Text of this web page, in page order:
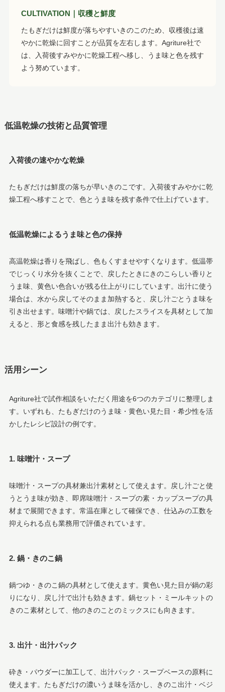
CULTIVATION｜収穫と鮮度
たもぎだけは鮮度が落ちやすいきのこのため、収穫後は速
やかに乾燥に回すことが品質を左右します。Agriture社で
は、入荷後すみやかに乾燥工程へ移し、うま味と色を残す
よう努めています。
低温乾燥の技術と品質管理
入荷後の速やかな乾燥
たもぎだけは鮮度の落ちが早いきのこです。入荷後すみやかに乾
燥工程へ移すことで、色とうま味を残す条件で仕上げています。
低温乾燥によるうま味と色の保持
高温乾燥は香りを飛ばし、色もくすませやすくなります。低温帯
でじっくり水分を抜くことで、戻したときにきのこらしい香りと
うま味、黄色い色合いが残る仕上がりにしています。出汁に使う
場合は、水から戻してそのまま加熱すると、戻し汁ごとうま味を
引き出せます。味噌汁や鍋では、戻したスライスを具材として加
えると、形と食感を残したまま出汁も効きます。
活用シーン
Agriture社で試作相談をいただく用途を6つのカテゴリに整理しま
す。いずれも、たもぎだけのうま味・黄色い見た目・希少性を活
かしたレシピ設計の例です。
1. 味噌汁・スープ
味噌汁・スープの具材兼出汁素材として使えます。戻し汁ごと使
うとうま味が効き、即席味噌汁・スープの素・カップスープの具
材まで展開できます。常温在庫として確保でき、仕込みの工数を
抑えられる点も業務用で評価されています。
2. 鍋・きのこ鍋
鍋つゆ・きのこ鍋の具材として使えます。黄色い見た目が鍋の彩
りになり、戻し汁で出汁も効きます。鍋セット・ミールキットの
きのこ素材として、他のきのことのミックスにも向きます。
3. 出汁・出汁パック
砕き・パウダーに加工して、出汁パック・スープベースの原料に
使えます。たもぎだけの濃いうま味を活かし、きのこ出汁・ベジ